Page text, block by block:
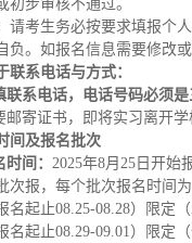
初步审核不通过。
请考生务必按要求填报个
负。如报名信息需要修改
联系电话与方式：
联系电话，电话号码必须
邮寄证书，即将实习离开
间及报名批次
间： 2025年8月25日开始
次报，每个批次报名时间
名起止08.25-08.28）限定
名起止08.29-09.01）限定